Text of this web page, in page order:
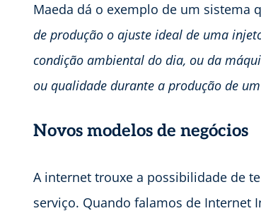
Maeda dá o exemplo de um sistema
de produção o ajuste ideal de uma
condição ambiental do dia, ou da
ou qualidade durante a produção de
Novos modelos de negócios
A internet trouxe a possibilidade de
serviço. Quando falamos de Internet